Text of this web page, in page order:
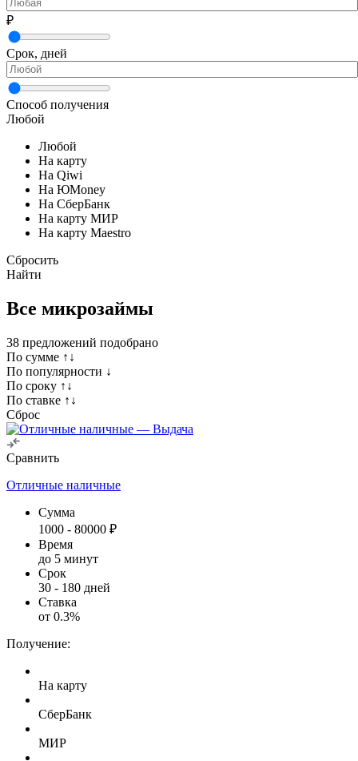
₽
Срок, дней
Способ получения
Любой
Любой
На карту
На Qiwi
На ЮMoney
На СберБанк
На карту МИР
На карту Maestro
Сбросить
Найти
Все микрозаймы
38 предложений подобрано
По сумме ↑↓
По популярности ↓
По сроку ↑↓
По ставке ↑↓
Сброс
Сравнить
Отличные наличные
Сумма
1000 - 80000 ₽
Время
до 5 минут
Срок
30 - 180 дней
Ставка
от 0.3%
Получение:
На карту
СберБанк
МИР